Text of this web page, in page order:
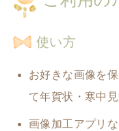
使い方
お好きな画像を
て年賀状・寒中
画像加工アプリ